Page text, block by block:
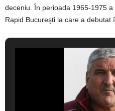
deceniu. În perioada 1965-1975
Rapid Bucureşti la care a debutat